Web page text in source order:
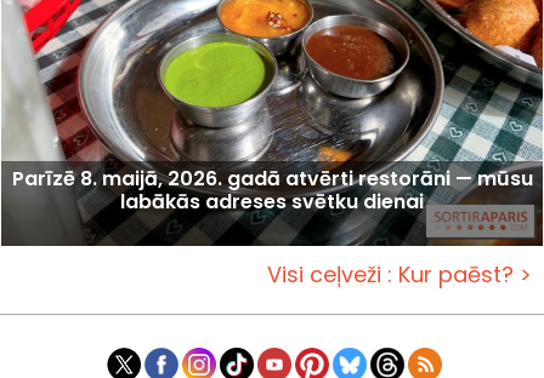
Parīzē 8. maijā, 2026. gadā atvērti restorāni — mūsu
labākās adreses svētku dienai
Visi ceļveži : Kur paēst? >